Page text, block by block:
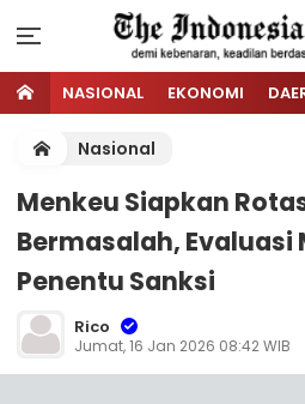
NASIONAL EKONOMI
Nasional
Menkeu Siapkan
Bermasalah,
Penentu Sanksi
Rico
Jumat, 16 Jan 2026 08:42 WIB